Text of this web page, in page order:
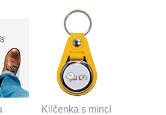
Klíčenka s mincí